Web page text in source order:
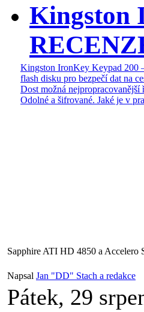
Kingston
Kingston IronKey Keypad 200
flash disku pro bezpečí dat na
Dost možná
Odolné a šifrované. Jaké je v
Sapphire ATI HD 4850 a Accelero
Napsal Jan "DD" Stach a redakce
Pátek, 29